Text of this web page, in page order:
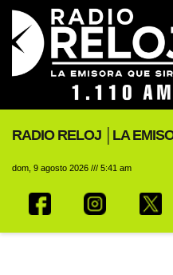
RADIO RELOJ │LA
dom, 9 agosto 2026 /// 5:41 am